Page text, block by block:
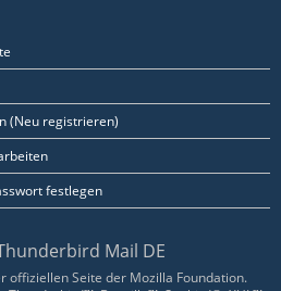
(Neu registrieren)
festlegen
Mail DE
offiziellen Seite der Mozilla Foundation.